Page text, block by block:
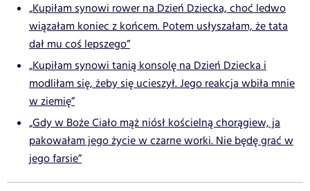
„Kupiłam synowi rower na Dzień Dziecka, choć ledwo
wiązałam koniec z końcem. Potem usłyszałam, że tata
dał mu coś lepszego”
„Kupiłam synowi tanią konsolę na Dzień Dziecka i
modliłam się, żeby się ucieszył. Jego reakcja wbiła mnie
w ziemię”
„Gdy w Boże Ciało mąż niósł kościelną chorągiew, ja
pakowałam jego życie w czarne worki. Nie będę grać w
jego farsie”